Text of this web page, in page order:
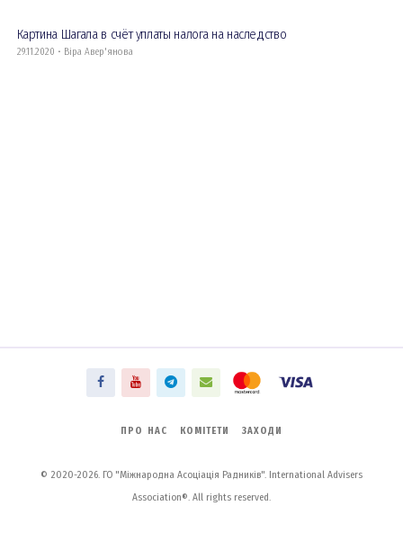
Картина Шагала в счёт уплаты налога на наследство
29.11.2020 • Віра Авер'янова
ПРО НАС КОМІТЕТИ ЗАХОДИ
© 2020-2026. ГО "Міжнародна Асоціація Радників". International Advisers
Association®. All rights reserved.